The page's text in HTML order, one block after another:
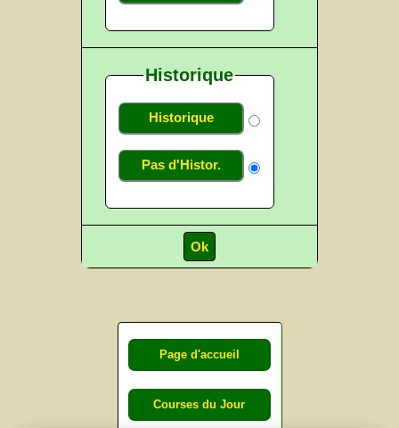
Historique
Historique
Pas d'Histor.
Page d'accueil
Courses du Jour